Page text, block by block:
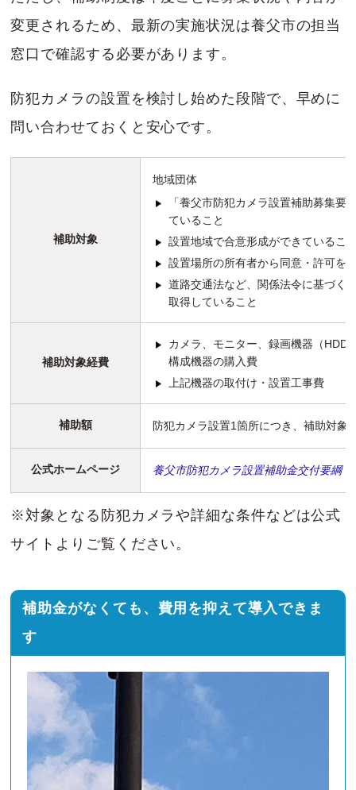
変更されるため、最新の実施状況は養父市の担当
窓口で確認する必要があります。
防犯カメラの設置を検討し始めた段階で、早めに
問い合わせておくと安心です。
補助対象
地域団体
「養父市防犯カメラ設置補助募集要
ていること
設置地域で合意形成ができているこ
設置場所の所有者から同意・許可を
道路交通法など、関係法令に基づく
取得していること
補助対象経費
カメラ、モニター、録画機器（HDD
構成機器の購入費
上記機器の取付け・設置工事費
補助額 防犯カメラ設置1箇所につき、補助対象
公式ホームページ 養父市防犯カメラ設置補助金交付要綱
※対象となる防犯カメラや詳細な条件などは公式
サイトよりご覧ください。
補助金がなくても、費用を抑えて導入できま
す